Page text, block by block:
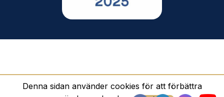
© 2023 Sweddings AB. All Rights Reserved.
Denna sidan använder cookies för att förbättra